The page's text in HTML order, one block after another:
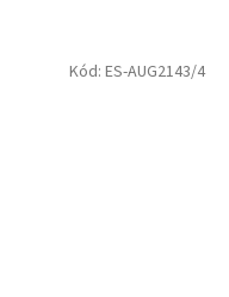
Kód: ES-AUG2143/4